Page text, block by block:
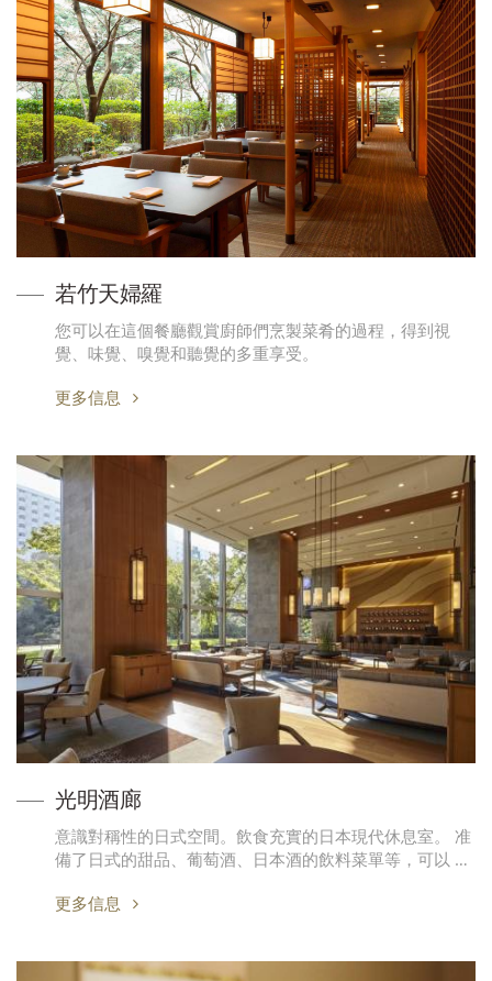
若竹天婦羅
您可以在這個餐廳觀賞廚師們烹製菜肴的過程，得到視
覺、味覺、嗅覺和聽覺的多重享受。
更多信息
光明酒廊
意識對稱性的日式空間。飲食充實的日本現代休息室。 准
備了日式的甜品、葡萄酒、日本酒的飲料菜單等，可以 …
更多信息